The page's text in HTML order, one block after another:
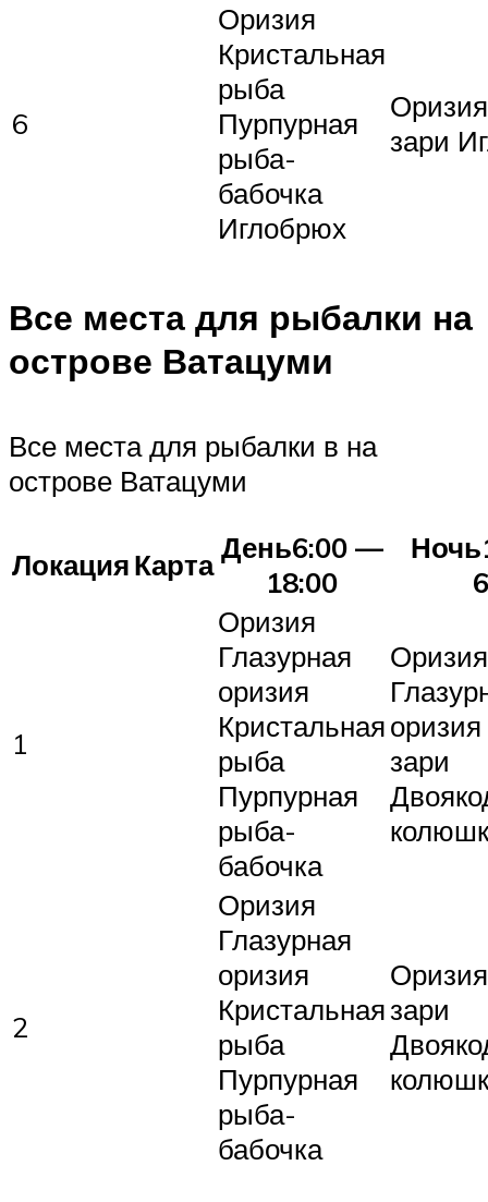
6
Оризия
Кристальная
рыба
Пурпурная
рыба-
бабочка
Иглобрюх
зари
Все места для рыбалки на
острове Ватацуми
Все места для рыбалки в на
острове Ватацуми
ЛокацияКарта День6:00 —
18:00
1
Оризия
Глазурная
оризия
Кристальная
рыба
Пурпурная
рыба-
бабочка
Оризия
зари
2
Оризия
Глазурная
оризия
Кристальная
рыба
Пурпурная
рыба-
бабочка
зари